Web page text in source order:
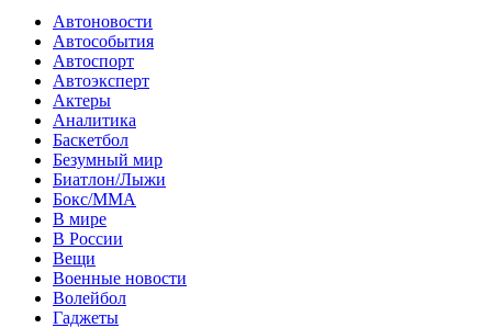
Автоновости
Автособытия
Автоспорт
Автоэксперт
Актеры
Аналитика
Баскетбол
Безумный мир
Биатлон/Лыжи
Бокс/MMA
В мире
В России
Вещи
Военные новости
Волейбол
Гаджеты